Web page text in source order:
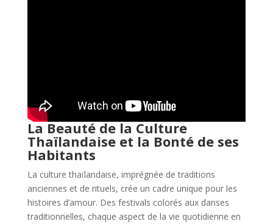
La Beauté de la Culture
Thaïlandaise et la Bonté de ses
Habitants
La culture thaïlandaise, imprégnée de traditions
anciennes et de rituels, crée un cadre unique pour les
histoires d’amour. Des festivals colorés aux danses
traditionnelles, chaque aspect de la vie quotidienne en